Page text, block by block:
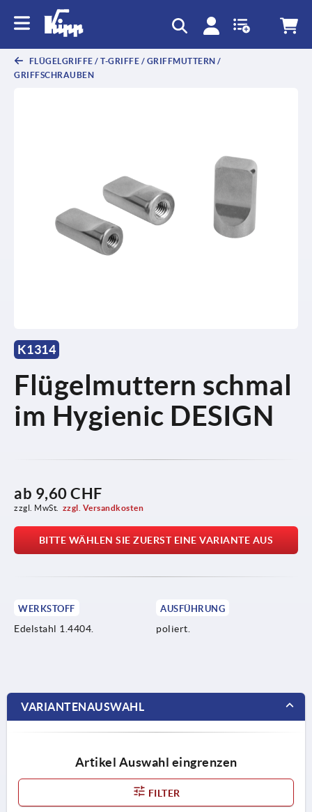
FLÜGELGRIFFE / T-GRIFFE / GRIFFMUTTERN /
GRIFFSCHRAUBEN
K1314
Flügelmuttern schmal
im Hygienic DESIGN
ab 9,60 CHF
zzgl. MwSt. zzgl. Versandkosten
BITTE WÄHLEN SIE ZUERST EINE VARIANTE AUS
WERKSTOFF
Edelstahl 1.4404.
AUSFÜHRUNG
poliert.
VARIANTENAUSWAHL
Artikel Auswahl eingrenzen
FILTER